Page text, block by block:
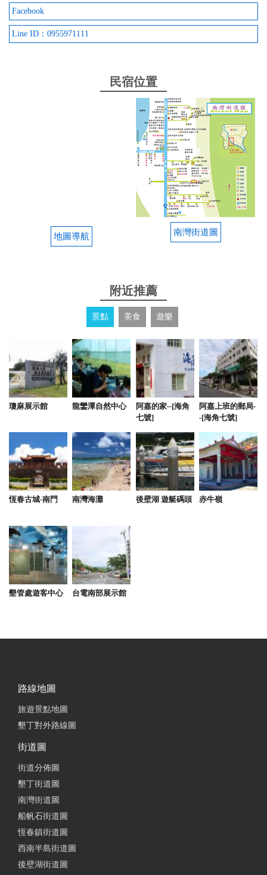
Facebook
Line ID：0955971111
民宿位置
地圖導航 南灣街道圖
附近推薦
景點 美食 遊樂
瓊麻展示館 龍鑾潭自然中心
阿嘉的家--[海角
七號]
阿嘉上班的郵局-
-[海角七號]
恆春古城-南門 南灣海灘 後壁湖 遊艇碼頭 赤牛嶺
墾管處遊客中心 台電南部展示館
路線地圖
旅遊景點地圖
墾丁對外路線圖
街道圖
街道分佈圖
墾丁街道圖
南灣街道圖
船帆石街道圖
恆春鎮街道圖
西南半島街道圖
後壁湖街道圖